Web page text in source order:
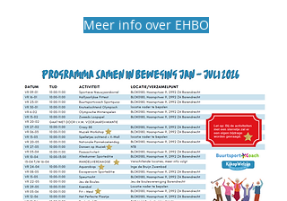
Meer info over EHBO